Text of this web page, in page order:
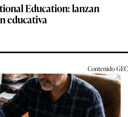
Education: lanzan
educativa
ContenidoGEC